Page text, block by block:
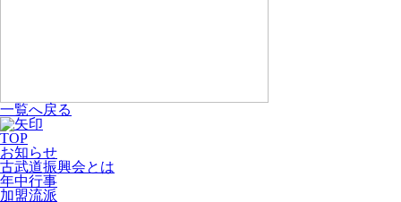
一覧へ戻る
TOP
お知らせ
古武道振興会とは
年中行事
加盟流派